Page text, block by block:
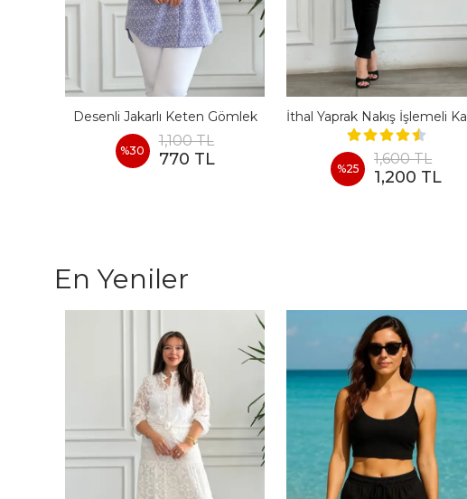
Desenli Jakarlı Keten Gömlek
%30
1,100 TL
770 TL %25
1,600 TL
1,200 TL
En Yeniler